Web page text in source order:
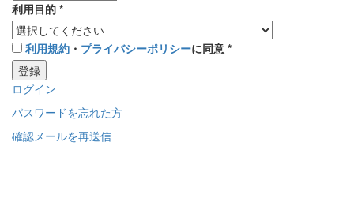
利用目的 *
利用規約 ・ プライバシーポリシーに同意 *
登録
ログイン
パスワードを忘れた方
確認メールを再送信